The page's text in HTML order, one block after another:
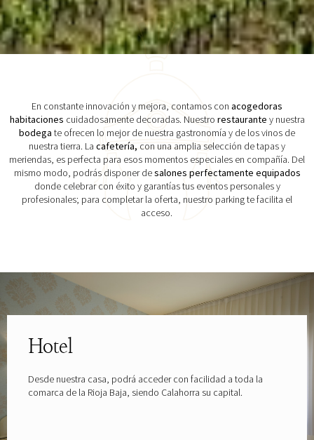
En constante innovación y mejora, contamos con acogedoras
habitaciones cuidadosamente decoradas. Nuestro restaurante y nuestra
bodega te ofrecen lo mejor de nuestra gastronomía y de los vinos de
nuestra tierra. La cafetería, con una amplia selección de tapas y
meriendas, es perfecta para esos momentos especiales en compañía. Del
mismo modo, podrás disponer desalones perfectamente equipados
donde celebrar con éxito y garantías tus eventos personales y
profesionales; para completar la oferta, nuestro parking te facilita el
acceso.
Hotel
Desde nuestra casa, podrá acceder con facilidad a toda la
comarca de la Rioja Baja, siendo Calahorra su capital.